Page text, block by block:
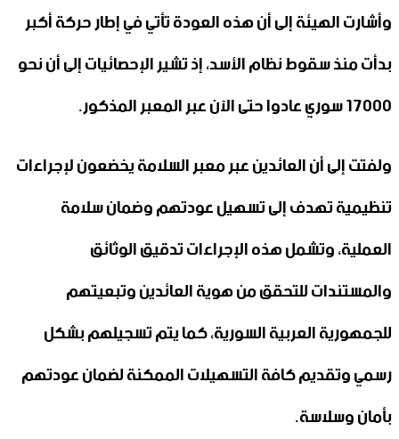
وأشارت الهيئة إلى أن هذه العودة تأتي في إطار حركة أكبر
بدأت منذ سقوط نظام الأسد، إذ تشير الإحصائيات إلى أن نحو
17000 سوري عادوا حتى الآن عبر المعبر المذكور.
ولفتت إلى أن العائدين عبر معبر السلامة يخضعون لإجراءات
تنظيمية تهدف إلى تسهيل عودتهم وضمان سلامة
العملية، وتشمل هذه الإجراءات تدقيق الوثائق
والمستندات للتحقق من هوية العائدين وتبعيتهم
للجمهورية العربية السورية، كما يتم تسجيلهم بشكل
رسمي وتقديم كافة التسهيلات الممكنة لضمان عودتهم
بأمان وسلاسة.